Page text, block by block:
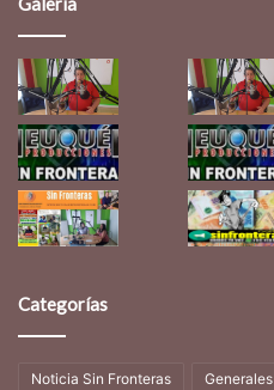
Categorías
Noticia Sin Fronteras Generales